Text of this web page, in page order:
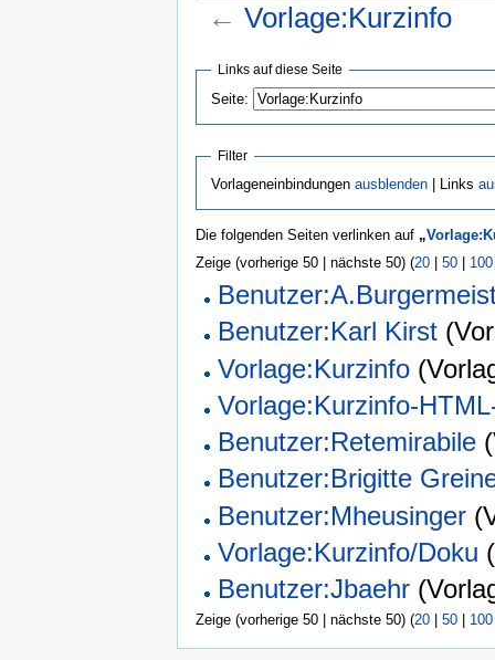
← Vorlage:Kurzinfo
Links auf diese Seite
Seite:
Filter
Vorlageneinbindungen ausblenden| Links
Die folgenden Seiten verlinken auf „
Zeige (vorherige 50 | nächste 50) (20 50 100
Benutzer:Karl Kirst
Vorlage:Kurzinfo
Vorlage:Kurzinfo-
Benutzer:Retemirabile
Benutzer:Brigitte
Benutzer:Mheusinger
Vorlage:Kurzinfo/Doku
Benutzer:Jbaehr
Zeige (vorherige 50 | nächste 50) (20 | 50 | 100